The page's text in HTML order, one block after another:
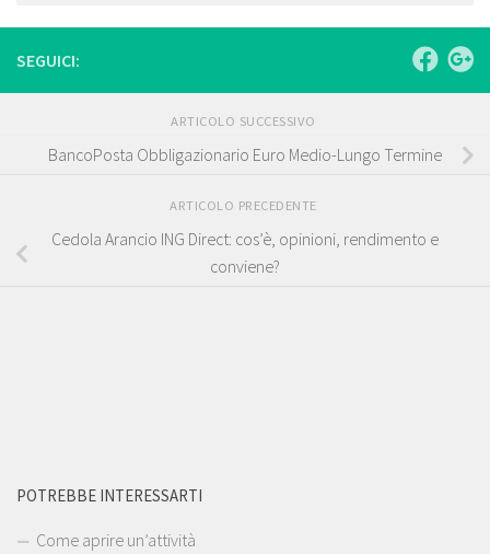
SEGUICI:
ARTICOLO SUCCESSIVO
BancoPosta Obbligazionario Euro Medio-Lungo Termine
ARTICOLO PRECEDENTE
Cedola Arancio ING Direct: cos’è, opinioni, rendimento e
conviene?
POTREBBE INTERESSARTI
Come aprire un’attività